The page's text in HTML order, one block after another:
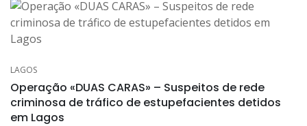
LAGOS
Operação «DUAS CARAS» – Suspeitos de rede
criminosa de tráfico de estupefacientes detidos
em Lagos